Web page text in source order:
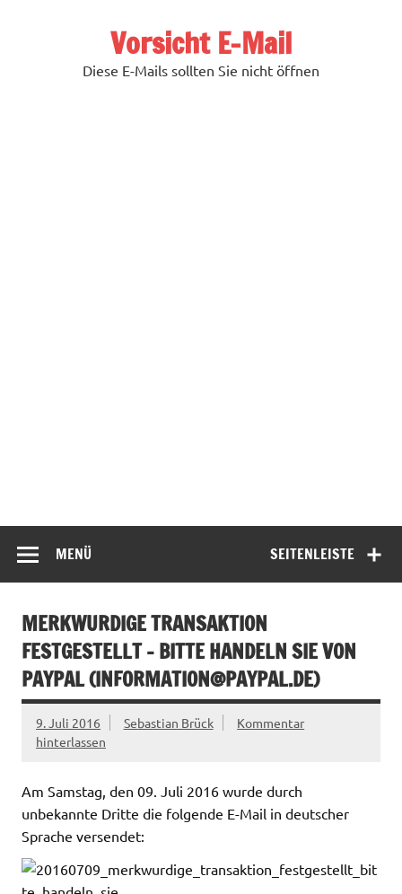
Vorsicht E-Mail
Diese E-Mails sollten Sie nicht öffnen
SEITENLEISTE
MENÜ
MERKWURDIGE TRANSAKTION
FESTGESTELLT – BITTE HANDELN SIE VON
PAYPAL (INFORMATION@PAYPAL.DE)
9. Juli 2016 Sebastian Brück
Kommentar
hinterlassen
Am Samstag, den 09. Juli 2016 wurde durch
unbekannte Dritte die folgende E-Mail in deutscher
Sprache versendet: